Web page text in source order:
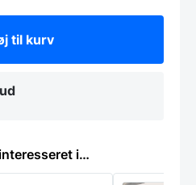
til kurv
i…